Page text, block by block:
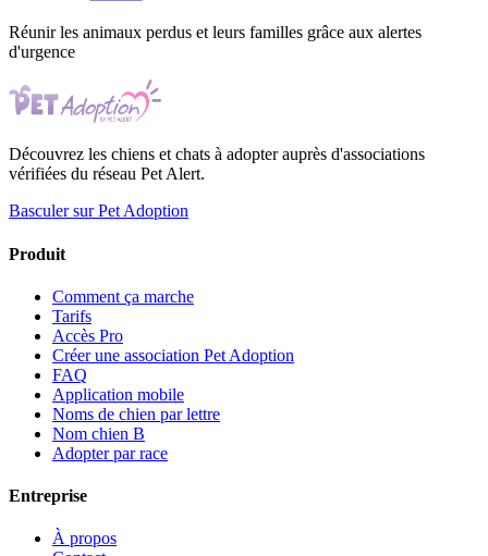
Réunir les animaux perdus et leurs familles grâce aux alertes
d'urgence
Découvrez les chiens et chats à adopter auprès d'associations
vérifiées du réseau Pet Alert.
Basculer sur Pet Adoption
Produit
Comment ça marche
Tarifs
Accès Pro
Créer une association Pet Adoption
FAQ
Application mobile
Noms de chien par lettre
Nom chien B
Adopter par race
Entreprise
À propos